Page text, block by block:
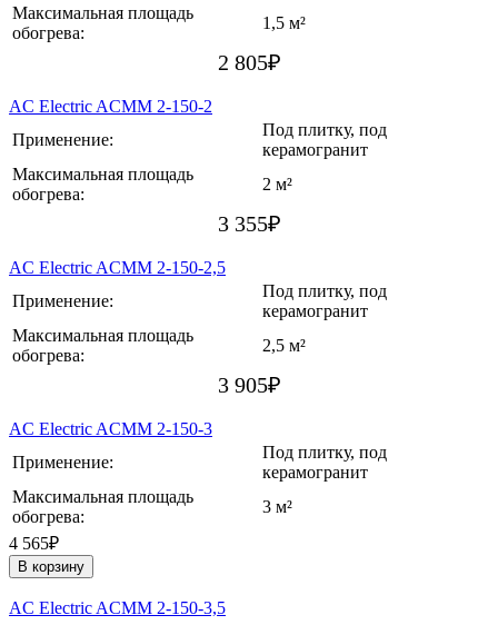
Максимальная площадь
обогрева:
1,5 м²
2 805₽
AC Electric ACMM 2-150-2
Применение:
Под плитку, под
керамогранит
Максимальная площадь
обогрева:
2 м²
3 355₽
AC Electric ACMM 2-150-2,5
Применение:
Под плитку, под
керамогранит
Максимальная площадь
обогрева:
2,5 м²
3 905₽
AC Electric ACMM 2-150-3
Применение:
Под плитку, под
керамогранит
Максимальная площадь
обогрева:
3 м²
4 565₽
В корзину
AC Electric ACMM 2-150-3,5